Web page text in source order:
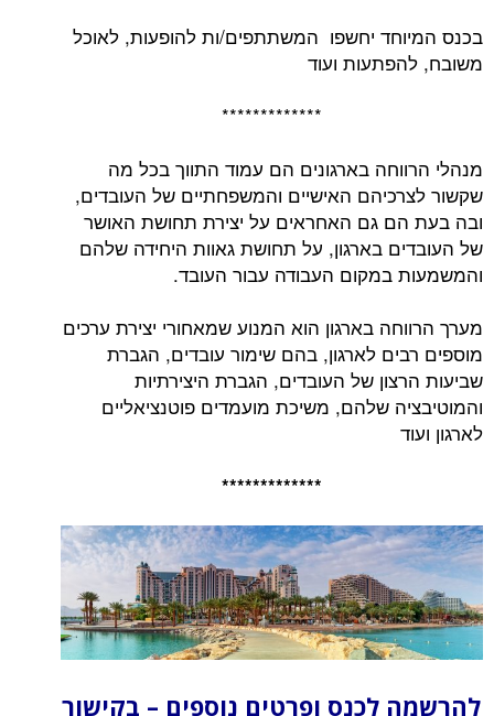
בכנס המיוחד יחשפו המשתתפים/ות להופעות, לאוכל
משובח, להפתעות ועוד
*************
מנהלי הרווחה בארגונים הם עמוד התווך בכל מה
שקשור לצרכיהם האישיים והמשפחתיים של העובדים,
ובה בעת הם גם האחראים על יצירת תחושת האושר
של העובדים בארגון, על תחושת גאוות היחידה שלהם
והמשמעות במקום העבודה עבור העובד.
מערך הרווחה בארגון הוא המנוע שמאחורי יצירת ערכים
מוספים רבים לארגון, בהם שימור עובדים, הגברת
שביעות הרצון של העובדים, הגברת היצירתיות
והמוטיבציה שלהם, משיכת מועמדים פוטנציאליים
לארגון ועוד
*************
להרשמה לכנס ופרטים נוספים – בקישור